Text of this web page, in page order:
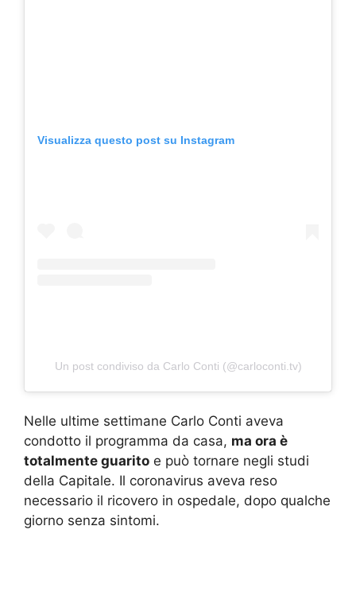
Visualizza questo post su Instagram
Un post condiviso da Carlo Conti (@carloconti.tv)
Nelle ultime settimane Carlo Conti aveva
condotto il programma da casa, ma ora è
totalmente guarito e può tornare negli studi
della Capitale. Il coronavirus aveva reso
necessario il ricovero in ospedale, dopo qualche
giorno senza sintomi.